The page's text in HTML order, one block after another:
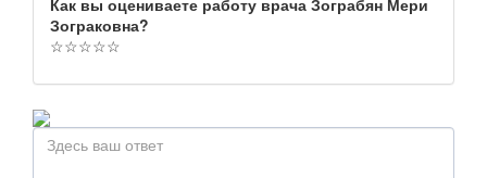
Зограковна?
☆☆☆☆☆